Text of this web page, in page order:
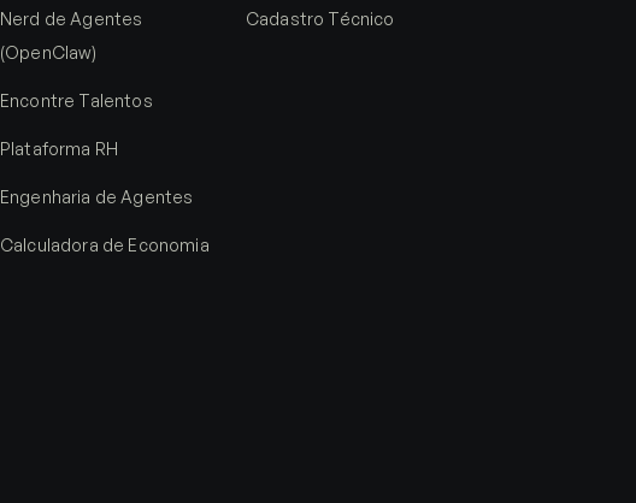
Nerd de Agentes
(OpenClaw)
Encontre Talentos
Plataforma RH
Engenharia de Agentes
Calculadora de Economia
Cadastro Técnico